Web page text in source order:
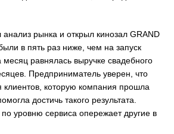
анализ рынка и открыл кинозал GRAND
в пять раз ниже, чем на запуск
месяц равнялась выручке свадебного
Предприниматель уверен, что
клиентов, которую компания прошла
достичь такого результата.
по уровню сервиса опережает другие в